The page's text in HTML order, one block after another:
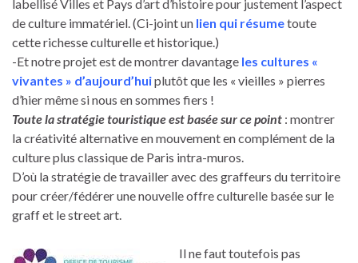
labellisé Villes et Pays d’art d’histoire pour justement l’aspect
de culture immatériel. (Ci-joint un lien qui résumetoute
cette richesse culturelle et historique.)
-Et notre projet est de montrer davantage les cultures «
vivantes » d’aujourd’huiplutôt que les « vieilles » pierres
d’hier même si nous en sommes fiers !
Toute la stratégie touristique est basée sur ce point : montrer
la créativité alternative en mouvement en complément de la
culture plus classique de Paris intra-muros.
D’où la stratégie de travailler avec des graffeurs du territoire
pour créer/fédérer une nouvelle offre culturelle basée sur le
graff et le street art.
Il ne faut toutefois pas